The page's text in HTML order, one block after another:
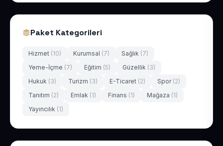
Paket Kategorileri
Hizmet (10) Kurumsal (7) Sağlık (7)
Yeme-İçme (7) Eğitim (5) Güzellik (3)
Hukuk (3) Turizm (3) E-Ticaret (2) Spor (2)
Tanıtım (2) Emlak (1) Finans (1) Mağaza (1)
Yayıncılık (1)